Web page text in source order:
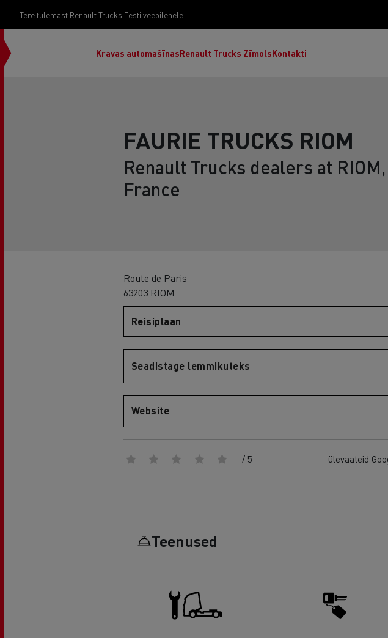
Tere tulemast Renault Trucks Eesti veebilehele!
Kravas automašīnas
Renault Trucks D
Master &
Renault Trucks ZīmolsKontakti
FAURIE TRUCKS RIOM
Renault Trucks dealers at RIOM,
France
Route de Paris
63203 RIOM
Reisiplaan
Seadistage lemmikuteks
Website
/ 5 ülevaateid
Teenused